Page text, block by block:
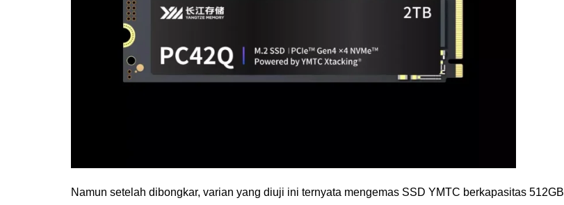
Namun setelah dibongkar, varian yang diuji ini ternyata mengemas SSD YMTC berkapasitas 512GB